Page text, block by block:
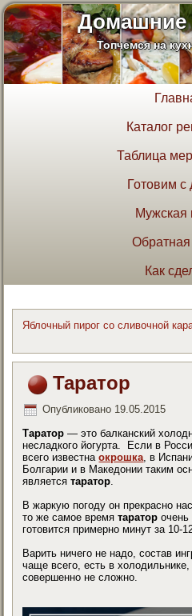
Домашние
Топчемся на
Каталог
Таблица
Готовим с
Мужская
Обратная
Как
Яблочный пирог со сливочной
Таратор
Опубликовано 19.05.2015
Таратор — это балканский
несладкого йогурта. Если в
всего известнаокрошка, в
Болгарии и в Македонии таким
являетсятаратор.
В жаркую погоду он прекрасно
то же самое времятаратор очень
готовится примерно минут за 10-
Варить ничего не надо, состав
чаще всего, есть в холодильнике,
совершенно не сложно.